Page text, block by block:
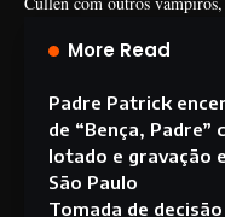
More Read
Padre Patrick
de “Bença, Padre”
lotado e gravação
São Paulo
Tomada de